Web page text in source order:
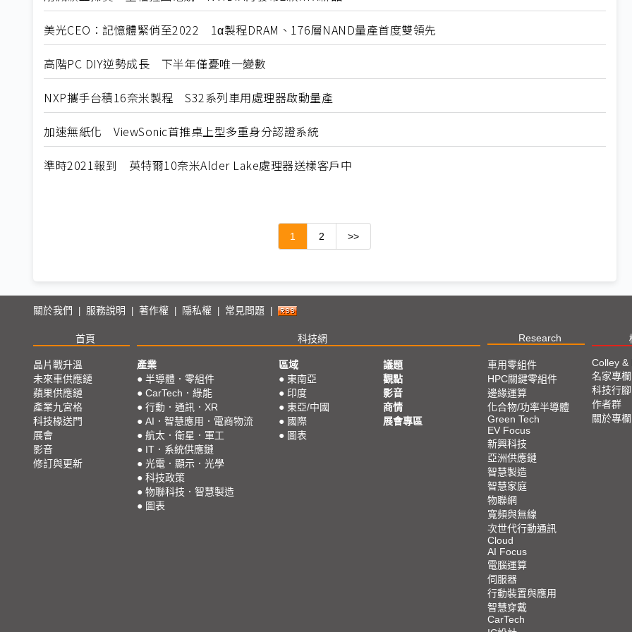
美光CEO：記憶體緊俏至2022 1α製程DRAM、176層NAND量產首度雙領先
高階PC DIY逆勢成長 下半年僅憂唯一變數
NXP攜手台積16奈米製程 S32系列車用處理器啟動量產
加速無紙化 ViewSonic首推桌上型多重身分認證系統
準時2021報到 英特爾10奈米Alder Lake處理器送樣客戶中
1 2 >>
關於我們 服務說明 著作權 隱私權 常見問題
首頁 科技網 Research
晶片戰升溫
未來車供應鏈
蘋果供應鏈
產業九宮格
科技椽送門
展會
影音
修訂與更新
產業
● 半導體．零組件
● CarTech．綠能
● 行動．通訊．XR
● AI．智慧應用．電商物流
● 航太．衛星．軍工
● IT．系統供應鏈
● 光電．顯示．光學
● 科技政策
● 物聯科技．智慧製造
● 圖表
區域
● 東南亞
● 印度
● 東亞/中國
● 國際
● 圖表
議題
觀點
影音
商情
展會專區
車用零組件
HPC關鍵零組件
邊緣運算
化合物/功率半導體
Green Tech
EV Focus
新興科技
亞洲供應鏈
智慧製造
智慧家庭
物聯網
寬頻與無線
次世代行動通訊
Cloud
AI Focus
電腦運算
伺服器
行動裝置與應用
智慧穿戴
CarTech
Colley &
名家專欄
科技行腳
作者群
關於專欄